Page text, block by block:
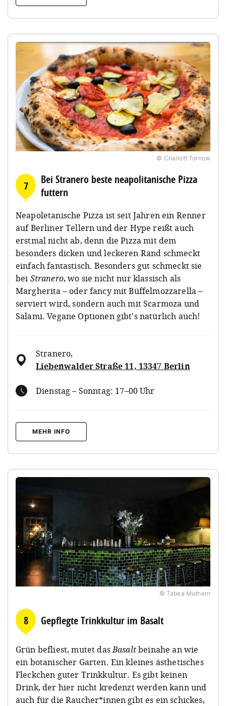
© Charlott Tornow
7
Bei Stranero beste neapolitanische Pizza
futtern
Neapoletanische Pizza ist seit Jahren ein Renner
auf Berliner Tellern und der Hype reißt auch
erstmal nicht ab, denn die Pizza mit dem
besonders dicken und leckeren Rand schmeckt
einfach fantastisch. Besonders gut schmeckt sie
bei Stranero, wo sie nicht nur klassisch als
Margherita – oder fancy mit Büffelmozzarella –
serviert wird, sondern auch mit Scarmoza und
Salami. Vegane Optionen gibt's natürlich auch!
Stranero,
Liebenwalder Straße 11, 13347 Berlin
Dienstag – Sonntag: 17–00 Uhr
MEHR INFO
© Tabea Mathern
8 Gepflegte Trinkkultur im Basalt
Grün befliest, mutet dasBasaltbeinahe an wie
ein botanischer Garten. Ein kleines ästhetisches
Fleckchen guter Trinkkultur. Es gibt keinen
Drink, der hier nicht kredenzt werden kann und
auch für die Raucher*innen gibt es ein schickes,